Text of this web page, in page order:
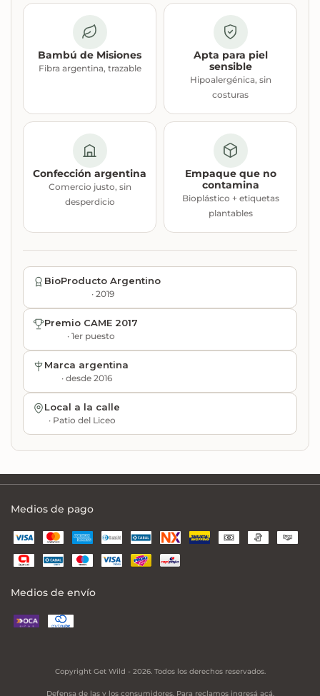
Bambú de Misiones
Fibra argentina, trazable
Apta para piel
sensible
Hipoalergénica, sin
costuras
Confección argentina
Comercio justo, sin
desperdicio
Empaque que no
contamina
Bioplástico + etiquetas
plantables
BioProducto Argentino
· 2019
Premio CAME 2017
· 1er puesto
Marca argentina
· desde 2016
Local a la calle
· Patio del Liceo
Medios de pago
Medios de envío
Copyright Get Wild - 2026. Todos los derechos reservados.
Defensa de las y los consumidores. Para reclamos ingresá acá.